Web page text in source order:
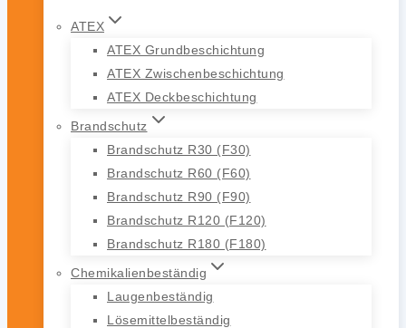
ATEX
ATEX Grundbeschichtung
ATEX Zwischenbeschichtung
ATEX Deckbeschichtung
Brandschutz
Brandschutz R30 (F30)
Brandschutz R60 (F60)
Brandschutz R90 (F90)
Brandschutz R120 (F120)
Brandschutz R180 (F180)
Chemikalienbeständig
Laugenbeständig
Lösemittelbeständig